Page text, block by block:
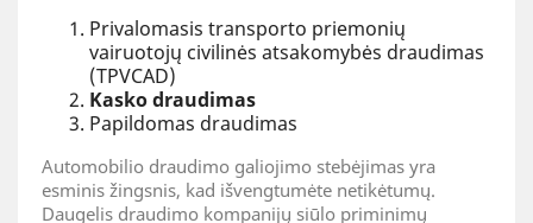
Privalomasis transporto priemonių
vairuotojų civilinės atsakomybės draudimas
(TPVCAD)
Kasko draudimas
Papildomas draudimas
Automobilio draudimo galiojimo stebėjimas yra
esminis žingsnis, kad išvengtumėte netikėtumų.
Daugelis draudimo kompanijų siūlo priminimų